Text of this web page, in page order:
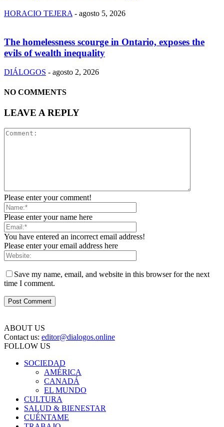
HORACIO TEJERA - agosto 5, 2026
The homelessness scourge in Ontario, exposes the
evils of wealth inequality
DIÁLOGOS - agosto 2, 2026
NO COMMENTS
LEAVE A REPLY
Please enter your comment!
Please enter your name here
You have entered an incorrect email address!
Please enter your email address here
Save my name, email, and website in this browser for the next
time I comment.
ABOUT US
Contact us: editor@dialogos.online
FOLLOW US
SOCIEDAD
AMÉRICA
CANADÁ
EL MUNDO
CULTURA
SALUD & BIENESTAR
CUÉNTAME